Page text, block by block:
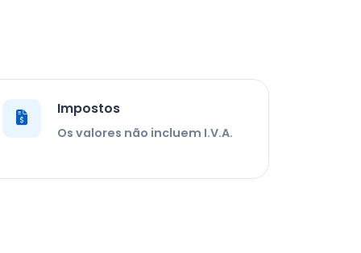
Impostos
Os valores não incluem I.V.A.